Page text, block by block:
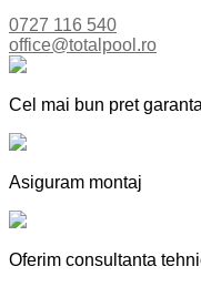
0727 116 540
office@totalpool.ro
Cel mai bun pret
Asiguram montaj
Oferim consultanta